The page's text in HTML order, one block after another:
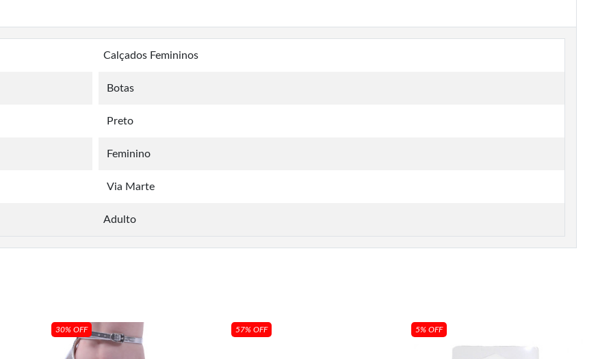
Calçados Femininos
Botas
Preto
Feminino
Via Marte
Adulto
30% OFF 57% OFF 5% OFF